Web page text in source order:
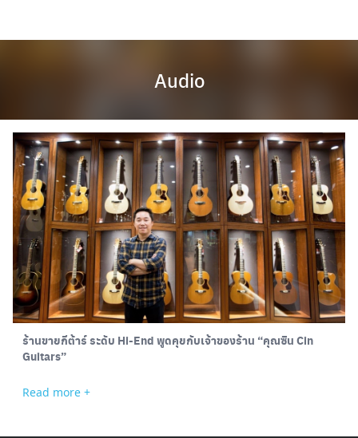
Thai
English
Audio
ร้านขายกีต้าร์ ระดับ Hi-End พูดคุยกับเจ้าของร้าน “คุณซิน Cin
Guitars”
Read more +